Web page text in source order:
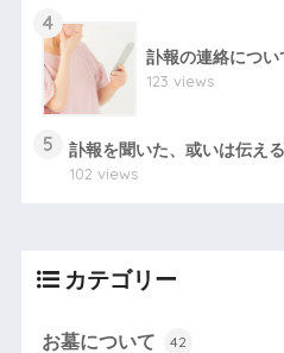
4
訃報の連絡につい
123 views
5
訃報を聞いた、或いは伝え
102 views
カテゴリー
お墓について 42